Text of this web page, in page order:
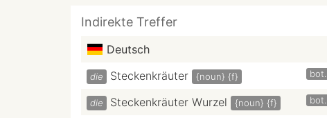
Indirekte Treffer
Deutsch
die Steckenkräuter {noun} {f} bot.
die Steckenkräuter Wurzel {noun} {f} bot.